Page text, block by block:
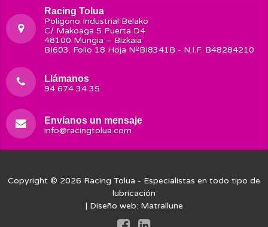
Racing Tolua
Polígono Industrial Belako
C/ Makoaga 5 Puerta D4
48100 Mungia – Bizkaia
BI603. Folio 18 Hoja NºBI8341B - N.I.F. B48284210
Llámanos
94 674 34 35
Envíanos un mensaje
info@racingtolua.com
Copyright © 2026 Racing Tolua - Especialistas en todo tipo de
lubricación
| Diseño web: Matrallune